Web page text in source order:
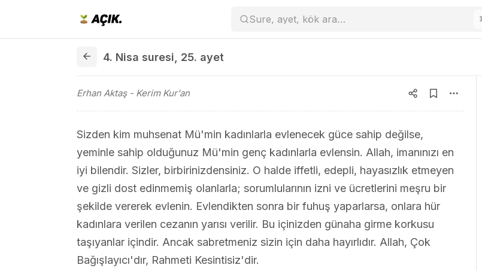
Sure, ayet, kök ara…
4. Nisa suresi 25. ayet
Erhan Aktaş- Kerim Kur'an
Sizden kim muhsenat Mü'min kadınlarla evlenecek güce sahip değilse,
yeminle sahip olduğunuz Mü'min genç kadınlarla evlensin. Allah, imanınızı en
iyi bilendir. Sizler, birbirinizdensiniz. O halde iffetli, edepli, hayasızlık etmeyen
ve gizli dost edinmemiş olanlarla; sorumlularının izni ve ücretlerini meşru bir
şekilde vererek evlenin. Evlendikten sonra bir fuhuş yaparlarsa, onlara hür
kadınlara verilen cezanın yarısı verilir. Bu içinizden günaha girme korkusu
taşıyanlar içindir. Ancak sabretmeniz sizin için daha hayırlıdır. Allah, Çok
Bağışlayıcı'dır, Rahmeti Kesintisiz'dir.